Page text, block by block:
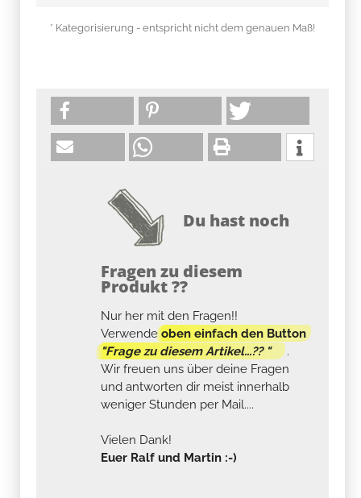
* Kategorisierung - entspricht nicht dem genauen Maß!
Du hast noch
Fragen zu diesem
Produkt ??
Nur her mit den Fragen!!
Verwendeoben einfach den Button
"Frage zu diesem Artikel...?? "
.
Wir freuen uns über deine Fragen
und antworten dir meist innerhalb
weniger Stunden per Mail....
Vielen Dank!
Euer Ralf und Martin :-)